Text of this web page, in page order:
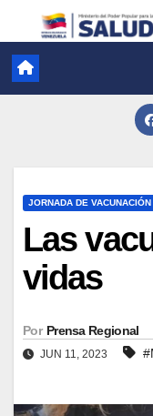
JORNADA DE VACUNACIÓN
Las
vidas
Por Prensa Regional
JUN 11, 2023